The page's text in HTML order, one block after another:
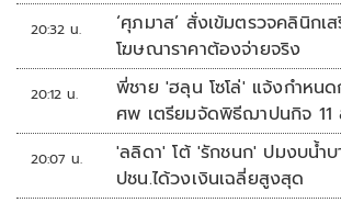
20:32 น.
‘ศุภมาส’ สั่งเข้มตรวจคลินิกเ
โฆษณาราคาต้องจ่ายจริง
20:12 น.
พี่ชาย 'ฮลุน โซโล่' แจ้งกำหน
ศพ เตรียมจัดพิธีฌาปนกิจ 11
20:07 น.
'ลลิดา' โต้ 'รักชนก' ปมงบน้ำ
ปชน.ได้วงเงินเฉลี่ยสูงสุด